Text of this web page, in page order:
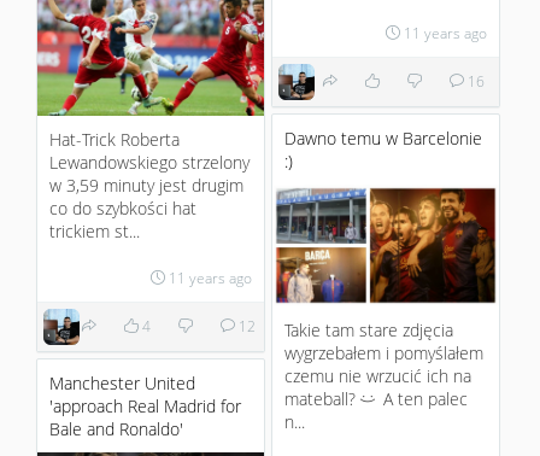
11 years ago
16
Hat-Trick Roberta
Lewandowskiego strzelony
w 3,59 minuty jest drugim
co do szybkości hat
trickiem st...
11 years ago
4 12
Dawno temu w Barcelonie
:)
Takie tam stare zdjęcia
wygrzebałem i pomyślałem
czemu nie wrzucić ich na
mateball? :)
A ten palec
n...
Manchester United
'approach Real Madrid for
Bale and Ronaldo'